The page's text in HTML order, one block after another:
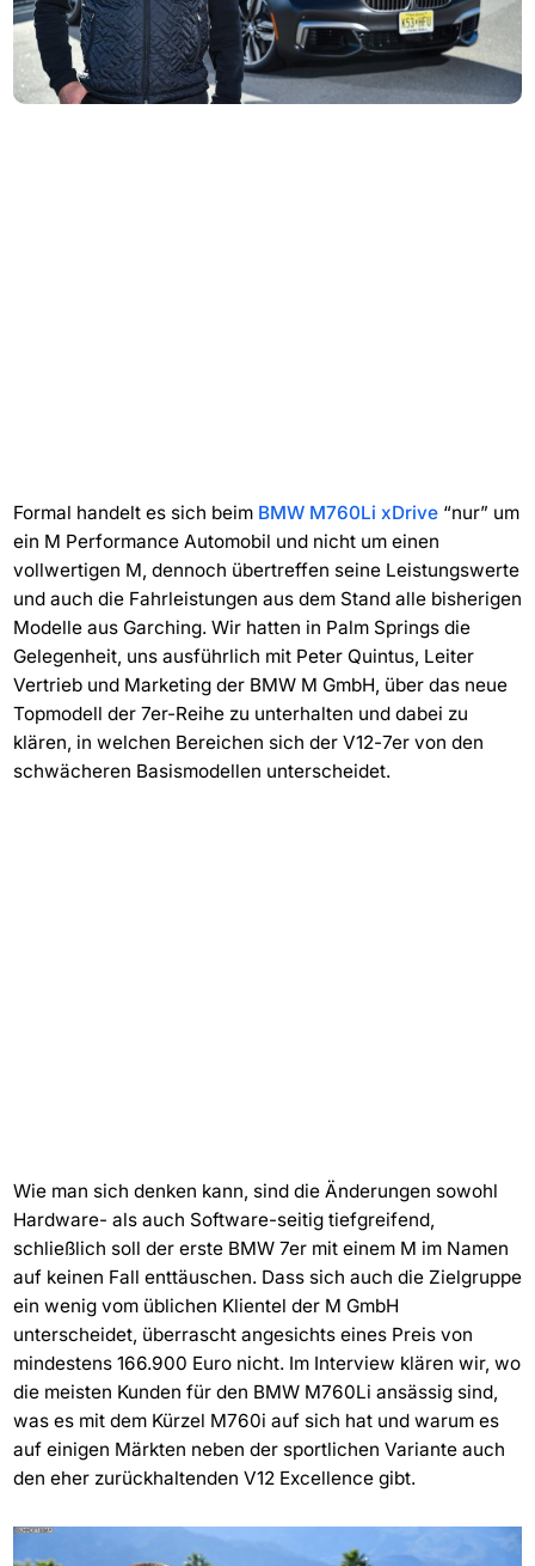
Formal handelt es sich beim BMW M760Li xDrive“nur” um
ein M Performance Automobil und nicht um einen
vollwertigen M, dennoch übertreffen seine Leistungswerte
und auch die Fahrleistungen aus dem Stand alle bisherigen
Modelle aus Garching. Wir hatten in Palm Springs die
Gelegenheit, uns ausführlich mit Peter Quintus, Leiter
Vertrieb und Marketing der BMW M GmbH, über das neue
Topmodell der 7er-Reihe zu unterhalten und dabei zu
klären, in welchen Bereichen sich der V12-7er von den
schwächeren Basismodellen unterscheidet.
Wie man sich denken kann, sind die Änderungen sowohl
Hardware- als auch Software-seitig tiefgreifend,
schließlich soll der erste BMW 7er mit einem M im Namen
auf keinen Fall enttäuschen. Dass sich auch die Zielgruppe
ein wenig vom üblichen Klientel der M GmbH
unterscheidet, überrascht angesichts eines Preis von
mindestens 166.900 Euro nicht. Im Interview klären wir, wo
die meisten Kunden für den BMW M760Li ansässig sind,
was es mit dem Kürzel M760i auf sich hat und warum es
auf einigen Märkten neben der sportlichen Variante auch
den eher zurückhaltenden V12 Excellence gibt.